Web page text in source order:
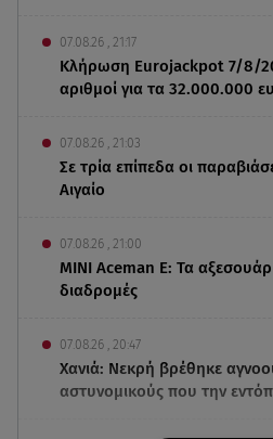
07.08.26 , 21:17
Κλήρωση Eurojackpot 7/8/
αριθμοί για τα 32.000.000
07.08.26 , 21:03
Σε τρία επίπεδα οι
Αιγαίο
07.08.26 , 21:00
MINI Aceman E: Τα αξεσουάρ
διαδρομές
07.08.26 , 20:47
Χανιά: Νεκρή βρέθηκε
αστυνομικούς που την